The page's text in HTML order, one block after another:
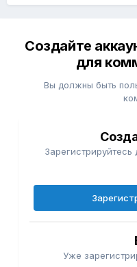
Создайте
для
Вы должны быть
Зарегистрируйтесь
Уже